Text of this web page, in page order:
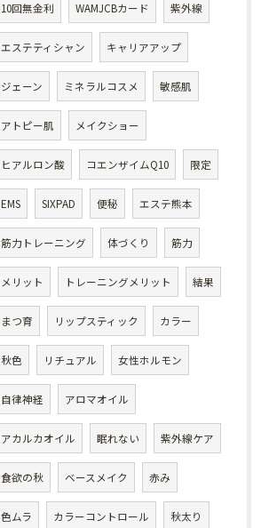
10回無金利 WAMJCBカード 紫外線
エステティシャン キャリアアップ
ジェーン ミネラルコスメ 敏感肌
アトピー肌 メイクショー
ヒアルロン酸 コエンザイムQ10 限定
EMS SIXPAD 便秘 エステ熊本
筋力トレーニング 体づくり 筋力
メリット トレーニングメリット 結果
まつ育 リップスティック カラー
秋色 リチュアル 女性ホルモン
自律神経 アロマオイル
アカルカオイル 眠れない 紫外線ケア
食欲の秋 ベースメイク 赤み
色ムラ カラーコントロール 秋太り